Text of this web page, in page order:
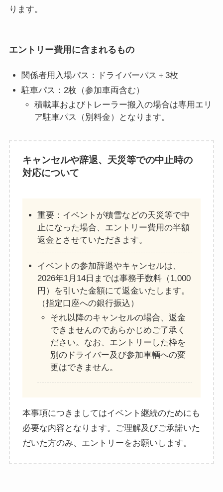
ります。
エントリー費用に含まれるもの
関係者用入場パス：ドライバーパス＋3枚
駐車パス：2枚（参加車両含む）
積載車およびトレーラー搬入の場合は専用エリ
ア駐車パス（別料金）となります。
キャンセルや辞退、天災等での中止時の
対応について
重要：イベントが積雪などの天災等で中
止になった場合、エントリー費用の半額
返金とさせていただきます。
イベントの参加辞退やキャンセルは、
2026年1月14日までは事務手数料（1,000
円）を引いた金額にて返金いたします。
（指定口座への銀行振込）
それ以降のキャンセルの場合、返金
できませんのであらかじめご了承く
ださい。なお、エントリーした枠を
別のドライバー及び参加車輌への変
更はできません。
本事項につきましてはイベント継続のためにも
必要な内容となります。ご理解及びご承諾いた
だいた方のみ、エントリーをお願いします。